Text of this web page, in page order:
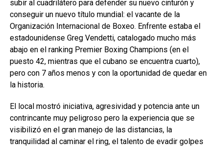
subir al cuadrilátero para defender su nuevo cinturón y
conseguir un nuevo título mundial: el vacante de la
Organización Internacional de Boxeo. Enfrente estaba el
estadounidense Greg Vendetti, catalogado mucho más
abajo en el ranking Premier Boxing Champions (en el
puesto 42, mientras que el cubano se encuentra cuarto),
pero con 7 años menos y con la oportunidad de quedar en
la historia.
El local mostró iniciativa, agresividad y potencia ante un
contrincante muy peligroso pero la experiencia que se
visibilizó en el gran manejo de las distancias, la
tranquilidad al caminar el ring, el talento de evadir golpes